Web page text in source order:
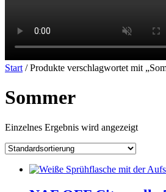
Start / Produkte verschlagwortet mit
Sommer
Einzelnes Ergebnis wird angezeigt